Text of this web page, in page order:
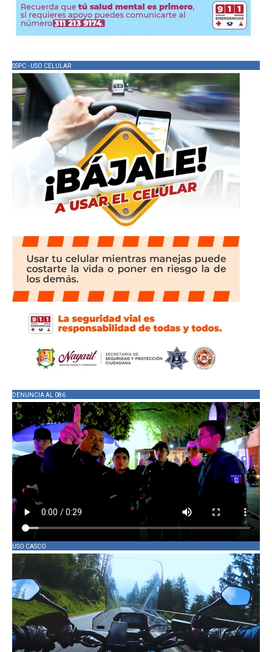
SSPC - USO CELULAR
DENUNCIA AL 086
USO CASCO